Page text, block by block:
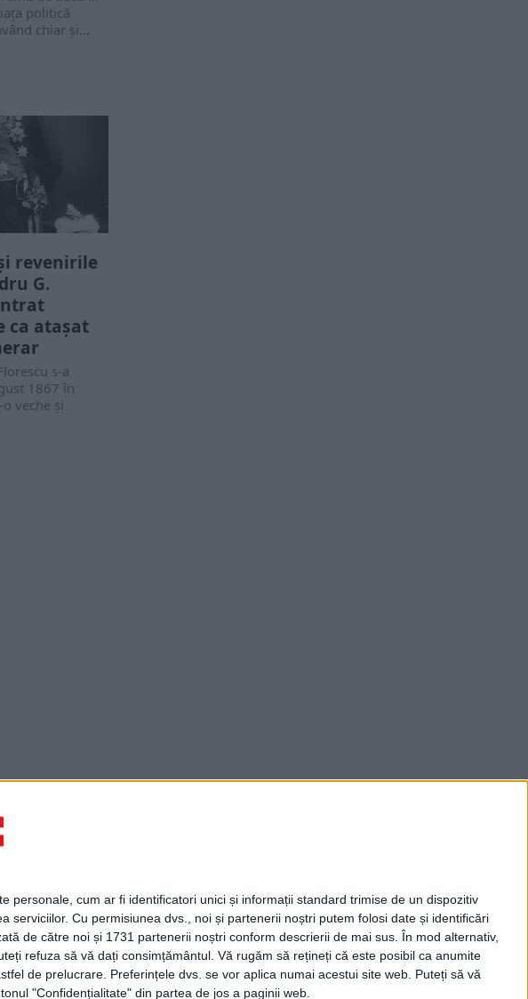
personale, cum ar fi identificatori unici și informații standard trimise de un dispozitiv
serviciilor. Cu permisiunea dvs., noi și partenerii noștri putem folosi date și identificări
de către noi și 1731 partenerii noștri conform descrierii de mai sus. În mod alternativ,
refuza să vă dați consimțământul. Vă rugăm să rețineți că este posibil ca anumite
de prelucrare. Preferințele dvs. se vor aplica numai acestui site web. Puteți să vă
"Confidențialitate" din partea de jos a paginii web.
politică
chiar și...
revenirile
G.
ca atașat
s-a
1867 în
veche și